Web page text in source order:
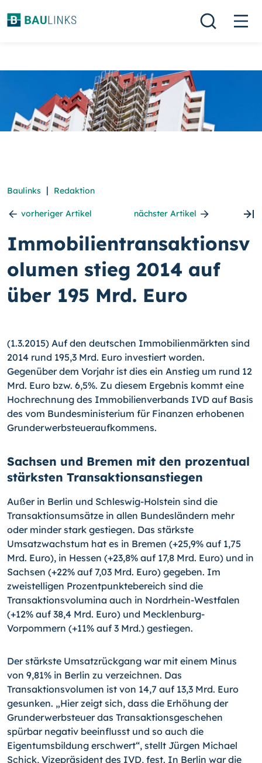
Baulinks | Redaktion
vorheriger Artikel nächster Artikel
Immobilientransaktionsv
olumen stieg 2014 auf
über 195 Mrd. Euro
(1.3.2015) Auf den deutschen Immobilienmärkten sind
2014 rund 195,3 Mrd. Euro investiert worden.
Gegenüber dem Vorjahr ist dies ein Anstieg um rund 12
Mrd. Euro bzw. 6,5%. Zu diesem Ergebnis kommt eine
Hochrechnung des Immobilienverbands IVD auf Basis
des vom Bundesministerium für Finanzen erhobenen
Grunderwerbsteu­eraufkommens.
Sachsen und Bremen mit den prozentual
stärksten Transaktionsanstiegen
Außer in Berlin und Schleswig-Holstein sind die
Transaktionsumsätze in allen Bundes­ländern mehr
oder minder stark gestiegen. Das stärkste
Umsatzwachstum hat es in Bremen (+25,9% auf 1,75
Mrd. Euro), in Hessen (+23,8% auf 17,8 Mrd. Euro) und in
Sachsen (+22% auf 7,03 Mrd. Euro) gegeben. Im
zweistelligen Prozentpunktebereich sind die
Transaktionsvolumina auch in Nordrhein-Westfalen
(+12% auf 38,4 Mrd. Euro) und Mecklenburg-
Vorpommern (+11% auf 3 Mrd.) gestiegen.
Der stärkste Umsatzrückgang war mit einem Minus
von 9,81% in Berlin zu verzeichnen. Das
Transaktionsvolumen ist von 14,7 auf 13,3 Mrd. Euro
gesunken. „Hier zeigt sich, dass die Erhöhung der
Grunderwerbsteuer das Transaktionsgeschehen
spürbar nega­tiv beeinflusst und so auch die
Eigentumsbildung erschwert“, stellt Jürgen Michael
Schick, Vizepräsident des IVD, fest. In Berlin war die